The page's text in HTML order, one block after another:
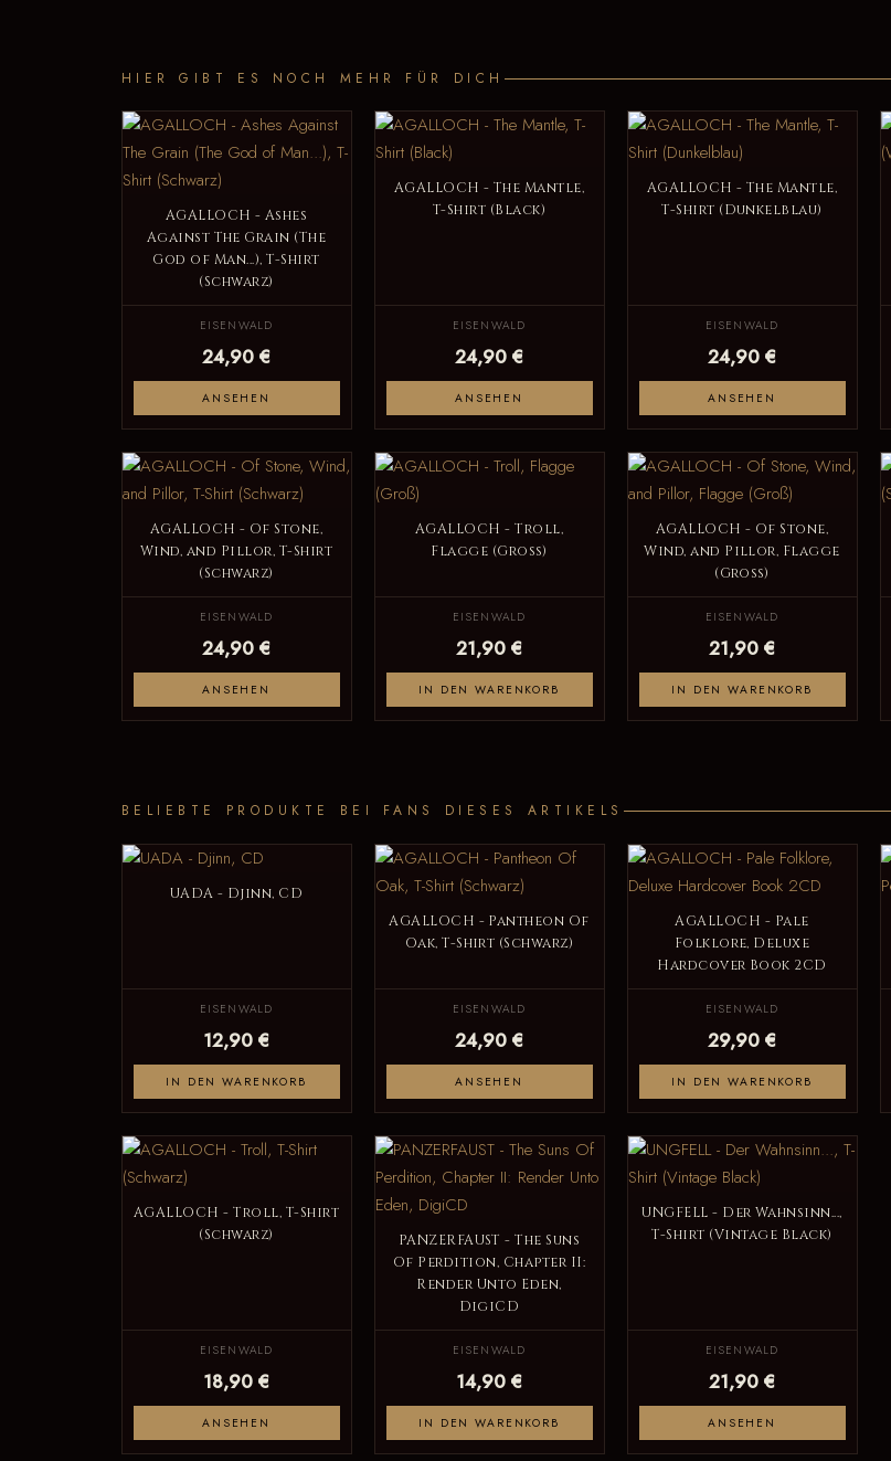
HIER GIBT ES NOCH MEHR FÜR DICH
AGALLOCH - Ashes
Against The Grain (The
God of Man...), T-Shirt
(Schwarz)
EISENWALD
24,90 €
ANSEHEN
AGALLOCH - The Mantle,
T-Shirt (Black)
EISENWALD
24,90 €
ANSEHEN
AGALLOCH - The Mantle,
T-Shirt (Dunkelblau)
EISENWALD
24,90 €
ANSEHEN
AGALLOCH - Of Stone,
Wind, and Pillor, T-Shirt
(Schwarz)
EISENWALD
24,90 €
ANSEHEN
AGALLOCH - Troll,
Flagge (Groß)
EISENWALD
21,90 €
IN DEN WARENKORB
AGALLOCH - Of Stone,
Wind, and Pillor, Flagge
(Groß)
EISENWALD
21,90 €
IN DEN WARENKORB
BELIEBTE PRODUKTE BEI FANS DIESES ARTIKELS
UADA - Djinn, CD
EISENWALD
12,90 €
IN DEN WARENKORB
AGALLOCH - Pantheon Of
Oak, T-Shirt (Schwarz)
EISENWALD
24,90 €
ANSEHEN
AGALLOCH - Pale
Folklore, Deluxe
Hardcover Book 2CD
EISENWALD
29,90 €
IN DEN WARENKORB
AGALLOCH - Troll, T-Shirt
(Schwarz)
EISENWALD
18,90 €
ANSEHEN
PANZERFAUST - The Suns
Of Perdition, Chapter II:
Render Unto Eden,
DigiCD
EISENWALD
14,90 €
IN DEN WARENKORB
UNGFELL - Der Wahnsinn...,
T-Shirt (Vintage Black)
EISENWALD
21,90 €
ANSEHEN